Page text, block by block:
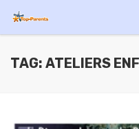
TAG: ATELIERS